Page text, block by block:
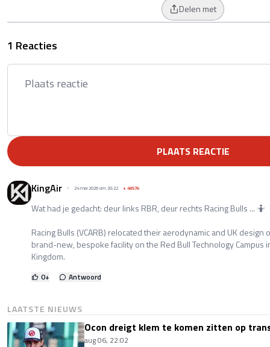
Delen met
1 Reacties
PLAATS REACTIE
KingAir 24 mei 2026 om 20:22 +48576
Wat had je gedacht: deur links RBR, deur rechts Racing Bulls ... 🤷
Racing Bulls (VCARB) relocated their aerodynamic and UK
brand-new, bespoke facility on the Red Bull Technology Campus
Kingdom.
0+ Antwoord
LAATSTE NIEUWS
Ocon dreigt klem te komen zitten op
aug 06, 22:02